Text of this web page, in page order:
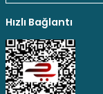
Hızlı Bağlantı